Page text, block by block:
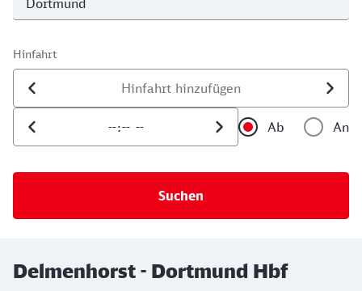
Hinfahrt
Datum der Hinfahrt
Uhrzeit der Hinfahrt
Ab
An
Delmenhorst - Dortmund Hbf